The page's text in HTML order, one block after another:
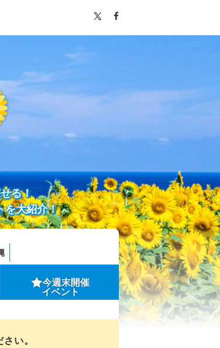
る！
を大紹介！
今週末開催
イベント
い。